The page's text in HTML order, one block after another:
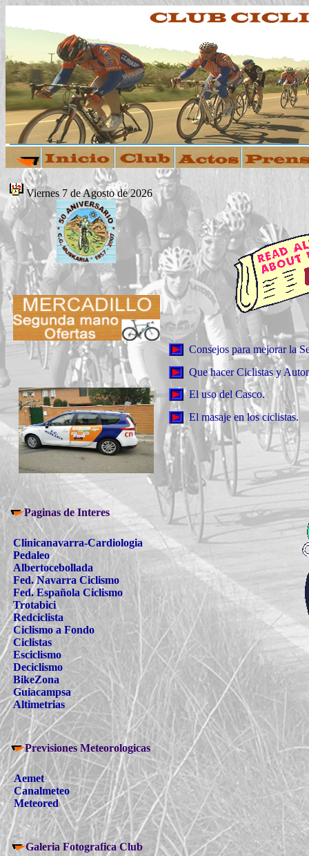
Viernes 7 de Agosto de 2026
Paginas de Interes
Clinicanavarra-Cardiologia
Pedaleo
Albertocebollada
Fed. Navarra Ciclismo
Fed. Española Ciclismo
Trotabici
Redciclista
Ciclismo a Fondo
Ciclistas
Esciclismo
Deciclismo
BikeZona
Guiacampsa
Altimetrias
Previsiones Meteorologicas
Aemet
Canalmeteo
Meteored
Galeria Fotografica Club
Consejos para mejorar la
Que hacer Ciclistas y
El uso del Casco.
El masaje en los ciclistas.